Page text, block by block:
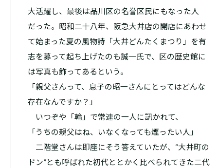
大活躍し、最後は品川区の名誉区民にもなった人
だった。昭和二十八年、阪急大井店の開店にあわせ
て始まった夏の風物詩「大井どんたくまつり」を有
志を募って起ち上げたのも誠一氏で、区の歴史館に
は写真も飾ってあるという。
「親父さんって、息子の昭一さんにとってはどんな
存在なんですか？」
いつぞや「輪」で常連の一人に訊かれて、
「うちの親父はね、いなくなっても煙ったい人」
二階堂さんは即座にそう答えていたが、“大井町の
ドン”とも呼ばれた初代ととかく比べられてきた二代